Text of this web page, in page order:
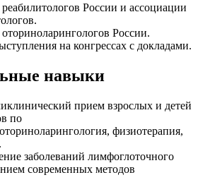
России и ассоциации
России.
на конгрессах с докладами.
навыки
прием взрослых и детей
по
физиотерапия,
заболеваний лимфоглоточного
современных методов